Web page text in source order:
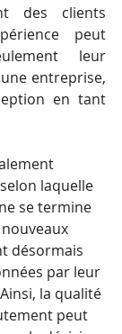
des clients
peut
leur
entreprise,
en tant
laquelle
se termine
désormais
par leur
la qualité
peut